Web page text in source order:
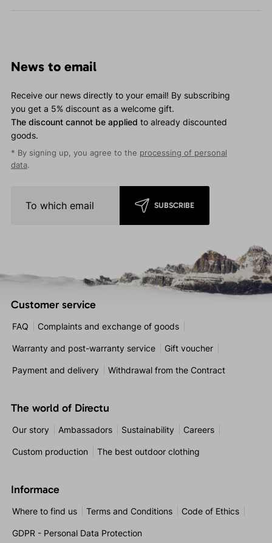
News to email
Receive our news directly to your email! By subscribing
you get a 5% discount as a welcome gift.
The discount cannot be applied to already discounted
goods.
* By signing up, you agree to the processing of personal
data.
SUBSCRIBE
Customer service
FAQ Complaints and exchange of goods
Warranty and post-warranty service Gift voucher
Payment and delivery Withdrawal from the Contract
The world of Directu
Our story Ambassadors Sustainability Careers
Custom production The best outdoor clothing
Informace
Where to find us Terms and Conditions Code of Ethics
GDPR - Personal Data Protection